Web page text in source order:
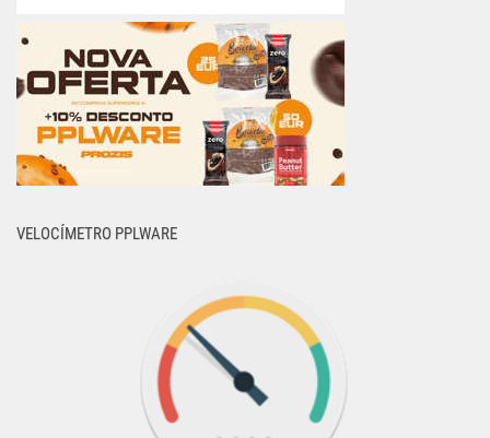
VELOCÍMETRO PPLWARE